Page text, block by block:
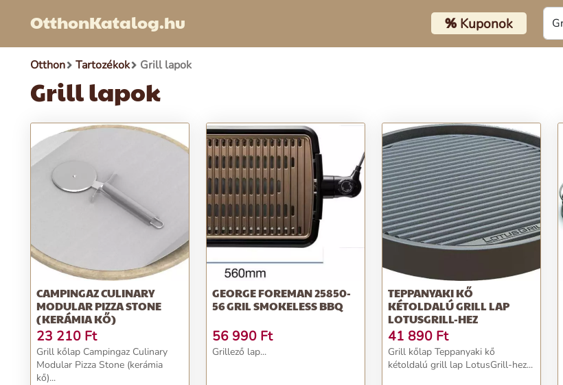
OtthonKatalog.hu %Kuponok
Otthon Tartozékok Grill lapok
Grill lapok
CAMPINGAZ CULINARY
MODULAR PIZZA STONE
(KERÁMIA KŐ)
23 210 Ft
Grill kőlap Campingaz Culinary
Modular Pizza Stone (kerámia
kő)...
GEORGE FOREMAN 25850-
56 GRIL SMOKELESS BBQ
56 990 Ft
Grillező lap...
TEPPANYAKI KŐ
KÉTOLDALÚ GRILL LAP
LOTUSGRILL-HEZ
41 890 Ft
Grill kőlap Teppanyaki kő
kétoldalú grill lap LotusGrill-hez...